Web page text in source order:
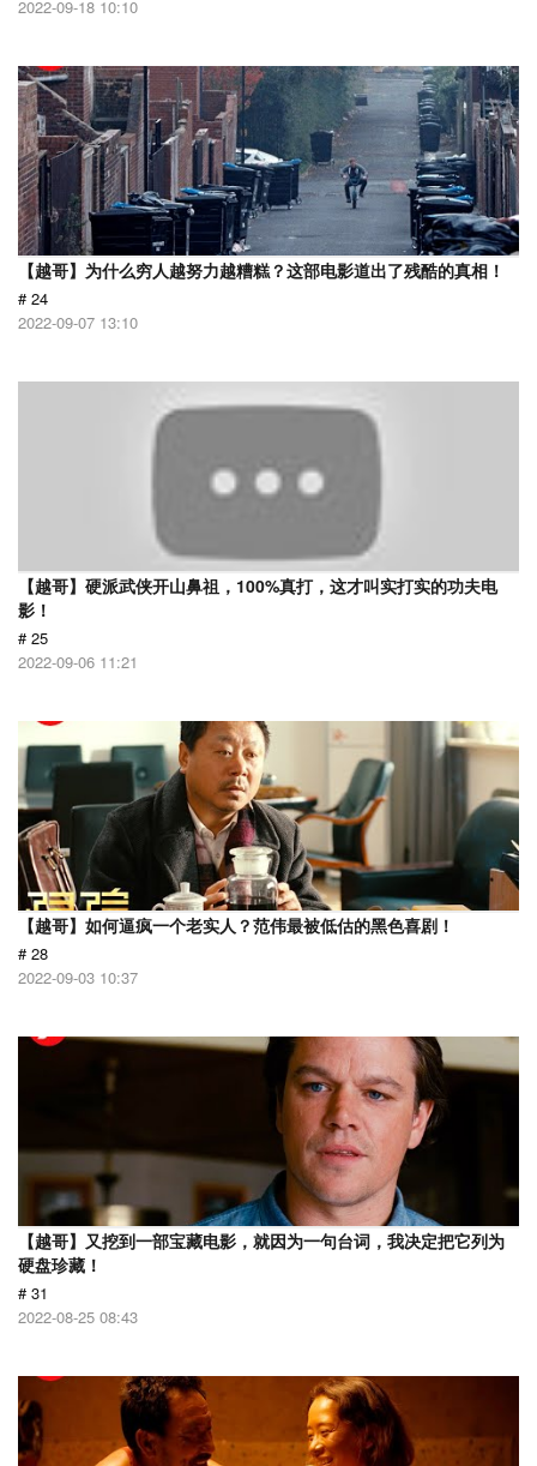
2022-09-18 10:10
【越哥】为什么穷人越努力越糟糕？这部电影道出了残酷的真相！
# 24
2022-09-07 13:10
【越哥】硬派武侠开山鼻祖，100%真打，这才叫实打实的功夫电
影！
# 25
2022-09-06 11:21
【越哥】如何逼疯一个老实人？范伟最被低估的黑色喜剧！
# 28
2022-09-03 10:37
【越哥】又挖到一部宝藏电影，就因为一句台词，我决定把它列为
硬盘珍藏！
# 31
2022-08-25 08:43